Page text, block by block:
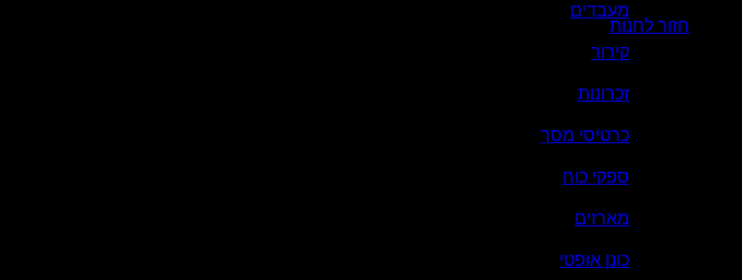
חזור לחנות
מעבדים
קירור
זכרונות
כרטיסי מסך
ספקי כוח
מארזים
כונן אופטי